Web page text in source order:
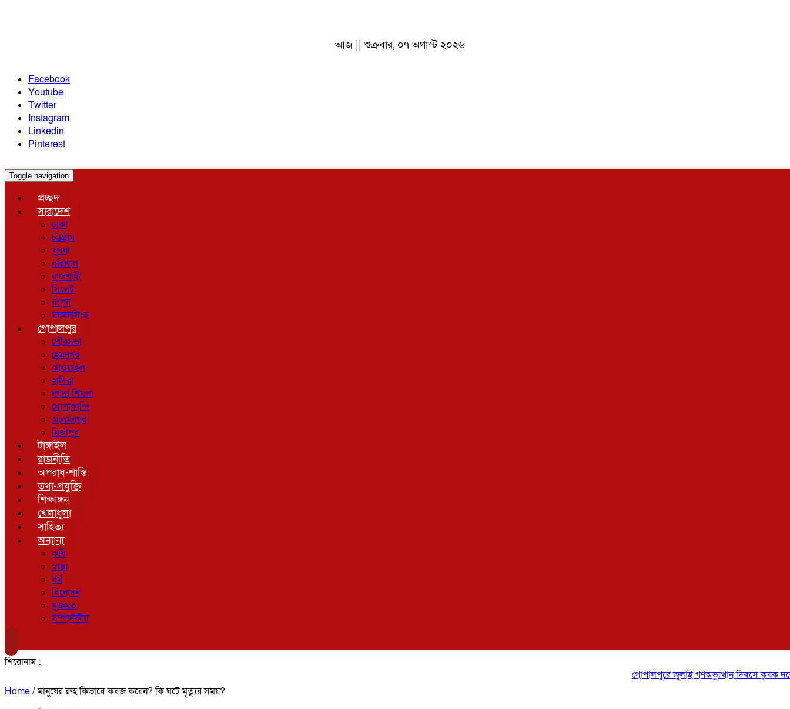
আজ || শুক্রবার, ০৭ অগাস্ট ২০২৬
Facebook
Youtube
Twitter
Instagram
Linkedin
Pinterest
Toggle navigation
প্রচ্ছদ
সারাদেশ
ঢাকা
চট্টগ্রাম
খুলনা
বরিশাল
রাজশাহী
সিলেট
রংপুর
ময়মনসিংহ
গোপালপুর
পৌরসভা
হেমনগর
ঝাওয়াইল
হাদিরা
নগদা শিমলা
ধোপাকান্দি
আলমনগর
মির্জাপুর
টাঙ্গাইল
রাজনীতি
অপরাধ-শাস্তি
তথ্য-প্রযুক্তি
শিক্ষাঙ্গন
খেলাধুলা
সাহিত্য
অন্যান্য
কৃষি
স্বাস্থ্য
ধর্ম
বিনোদন
মুক্তমত
সম্পাদকীয়
শিরোনাম :
গোপালপুরে জুলাই গণঅভ্যুত্থান দিবসে কৃষক দলের
Home /মানুষের রুহ কিভাবে কবজ করেন? কি ঘটে মৃত্যুর সময়?